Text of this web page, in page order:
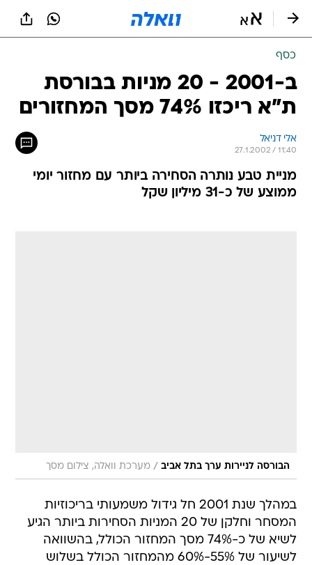
כסף
ב-2001 - 20 מניות בבורסת
ת"א ריכזו 74% מסך המחזורים
אלי דניאל
27.1.2002 / 11:40
מניית טבע נותרה הסחירה ביותר עם מחזור יומי
ממוצע של כ-31 מיליון שקל
הבורסה לניירות ערך בתל אביב / מערכת וואלה, צילום מסך
במהלך שנת 2001 חל גידול משמעותי בריכוזיות
המסחר וחלקן של 20 המניות הסחירות ביותר הגיע
לשיא של כ-74% מסך המחזור הכולל, בהשוואה
לשיעור של 55%-60% מהמחזור הכולל בשלוש